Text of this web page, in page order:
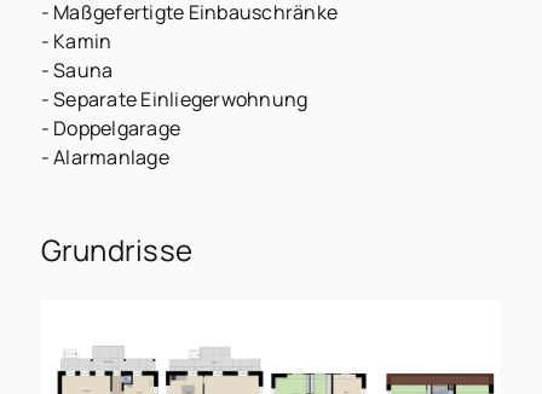
- Maßgefertigte Einbauschränke
- Kamin
- Sauna
- Separate Einliegerwohnung
- Doppelgarage
- Alarmanlage
Grundrisse